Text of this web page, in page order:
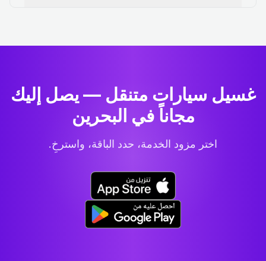
غسيل سيارات متنقل — يصل إليك
مجاناً في البحرين
اختر مزود الخدمة، حدد الباقة، واسترخِ.